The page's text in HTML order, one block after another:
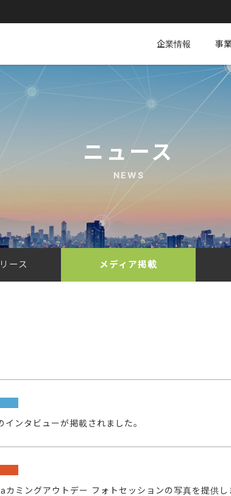
企業情報 事
ニュース
NEWS
ース メディア掲載
ンタビューが掲載されました。
ミングアウトデー フォトセッションの写真を提供し